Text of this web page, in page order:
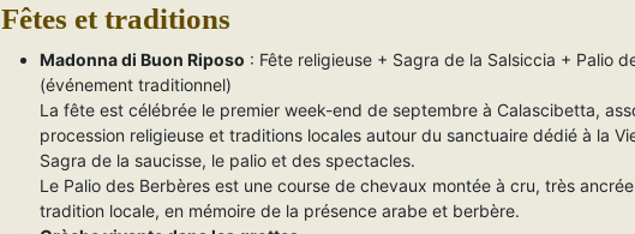
Fêtes et traditions
Madonna di Buon Riposo : Fête religieuse + Sagra de la Salsiccia + Palio
(événement traditionnel)
La fête est célébrée le premier week-end de septembre à Calascibetta,
procession religieuse et traditions locales autour du sanctuaire dédié à la
Sagra de la saucisse, le palio et des spectacles.
Le Palio des Berbères est une course de chevaux montée à cru, très
tradition locale, en mémoire de la présence arabe et berbère.